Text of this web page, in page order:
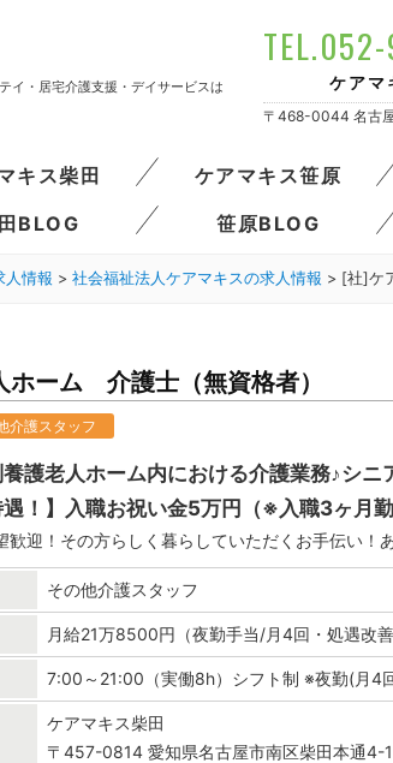
イ・居宅介護支援・デイサービスは
ケアマ
〒468-0044 名古
キス柴田 ケアマキス笹原
BLOG 笹原BLOG
人情報 > 社会福祉法人ケアマキスの求人情報 > [社]ケ
ホーム 介護士（無資格者）
介護スタッフ
養護老人ホーム内における介護業務♪シ
遇！】入職お祝い金5万円（※入職3ヶ月
歓迎！その方らしく暮らしていただくお手伝い！
その他介護スタッフ
月給21万8500円（夜勤手当/月4回・処遇改善
7:00～21:00（実働8h）シフト制 ※夜勤(月4
ケアマキス柴田
〒457-0814 愛知県名古屋市南区柴田本通4-